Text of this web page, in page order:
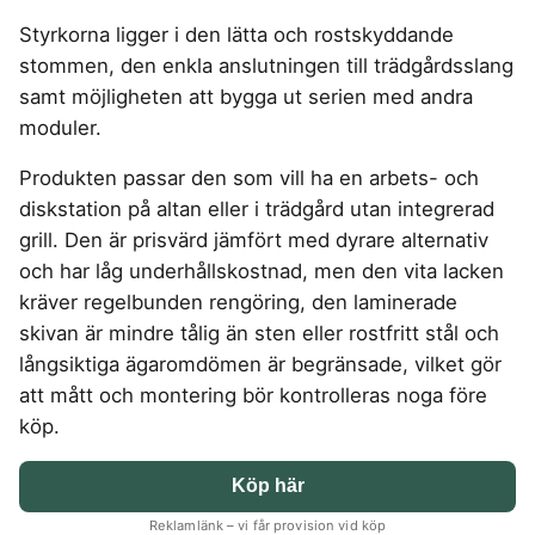
HUSHÅLLSAPPARATER
Robotdammsugare
Skaftdammsugare
Steamer
KÖK
Airfryer
Dubbel
Airfryer
Elektrisk
Pizzaugn
Elvisp
Gjutjärnsgryta
Glassmaskin
Kaffebryggare
Knivslip
Kockkniv
Liten airfryer
Mikrovågsugn
Pizzaugn
Gasol
Skärbräda
Smashjärn
Stekbord
Stekpanna
LIVSMEDEL
SOVRUM
VITVAROR
GAMING
Gaming Dator
Gaming Headset
Gaming hörlursställ
Gaming Laptop
Gaming router
Gaming Skärm
Gaming Tangentbord
Gamingbord
Gamingmus
Gamingstol
Trådlösa Gaming Hörlurar
VR Headset
LJUD & BILD
75 Tum TV
Trådlösa hörlurar
TV 50 tum
TV 55 tum
FÖRSÄKRINGAR
Hundförsäkring
Kattförsäkring
Bredband
Mobilabonnemang
Mobilt bredband
TV Abonnemang
Rödljusterapi
Skäggtrimmer
Toriska linser
ACCESSOARER
KOSTTILLSKOTT
Ashwagandha
Berberine
C vitamin
Kollagen
Kosttillskott klimakteriet
Kreatin
Magnesium zink
NAD
NMN
Omega 3
Probiotika
Proteinpulver
5-manna tält
6-manna tält
Abborrespö
Familjetält
Jaktkängor
Campingbord
Pop-up tält
Taktält
Tält
Vandringsbyxor
herr
Vandringskängor
dam
Vandringsskor
dam
SPORT
Driver
Golfklocka
Golfset
Träningsklocka dam
Träningsklocka herr
Cykelhjälm barn
GPS Klocka barn
UTELEK & AKTIVITETER
Berg studsmatta
Gungställning
Lekstuga
Liten studsmatta
Nedgrävd studsmatta
Oval studsmatta
Rektangulär studsmatta
Stor studsmatta
Studsmatta
Laddbox
Sommardäck
Konsumentvägledning
Styrkorna ligger i den lätta och rostskyddande
stommen, den enkla anslutningen till trädgårdsslang
samt möjligheten att bygga ut serien med andra
moduler.
Produkten passar den som vill ha en arbets- och
diskstation på altan eller i trädgård utan integrerad
grill. Den är prisvärd jämfört med dyrare alternativ
och har låg underhållskostnad, men den vita lacken
kräver regelbunden rengöring, den laminerade
skivan är mindre tålig än sten eller rostfritt stål och
långsiktiga ägaromdömen är begränsade, vilket gör
att mått och montering bör kontrolleras noga före
köp.
Köp här
Reklamlänk – vi får provision vid köp